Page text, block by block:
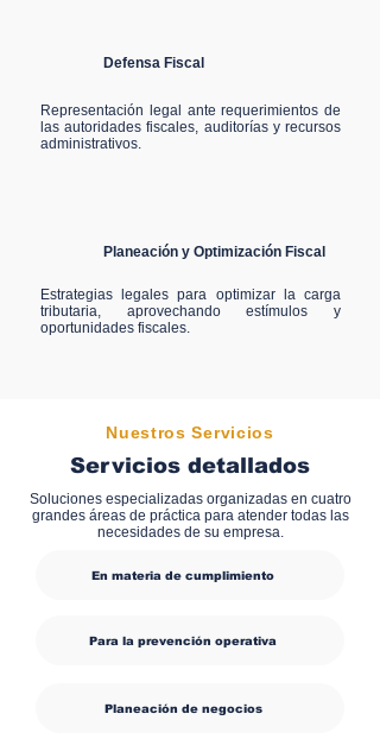
Defensa Fiscal
Representación legal ante requerimientos de
las autoridades fiscales, auditorías y recursos
administrativos.
Estrategias legales para optimizar la carga
tributaria, aprovechando estímulos y
oportunidades fiscales.
Planeación y Optimización Fiscal
Nuestros Servicios
Servicios detallados
Soluciones especializadas organizadas en cuatro
grandes áreas de práctica para atender todas las
necesidades de su empresa.
En materia de cumplimiento
Para la prevención operativa
Planeación de negocios